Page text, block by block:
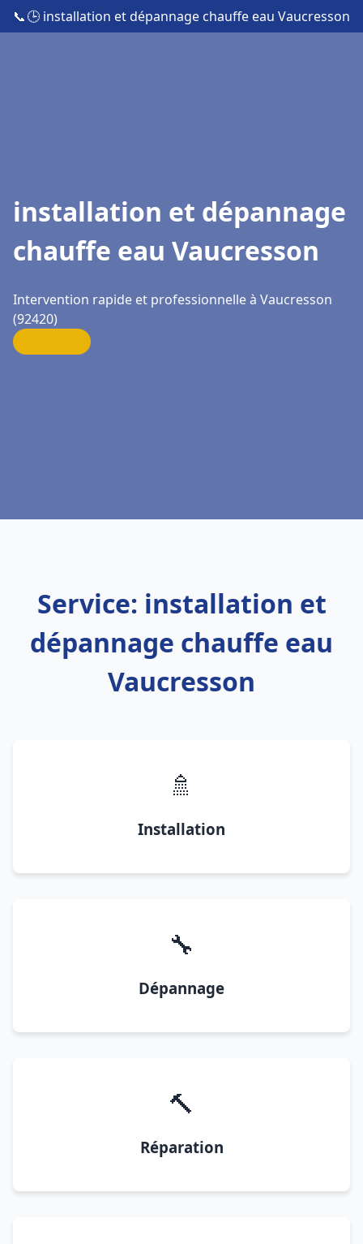
📞🕒 installation et dépannage chauffe eau Vaucresson
installation et dépannage
chauffe eau Vaucresson
Intervention rapide et professionnelle à Vaucresson
(92420)
Service: installation et
dépannage chauffe eau
Vaucresson
🚿
Installation
🔧
Dépannage
🔨
Réparation